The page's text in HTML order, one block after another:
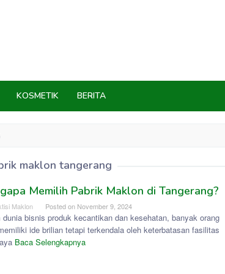
KOSMETIK BERITA
maklon tangerang
Memilih Pabrik Maklon di Tangerang?
Maklon Posted on November 9, 2024
dunia bisnis produk kecantikan dan kesehatan, banyak orang
ide brilian tetapi terkendala oleh keterbatasan fasilitas
Baca Selengkapnya